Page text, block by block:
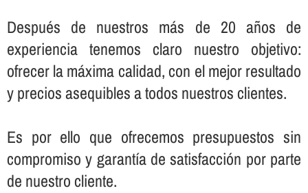
Después de nuestros más de 20 años de
experiencia tenemos claro nuestro objetivo:
ofrecer la máxima calidad, con el mejor resultado
y precios asequibles a todos nuestros clientes.
Es por ello que ofrecemos presupuestos sin
compromiso y garantí­a de satisfacción por parte
de nuestro cliente.